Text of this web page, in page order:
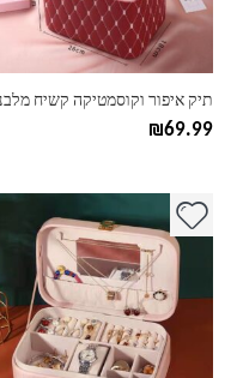
₪69.99
לבחור
האפשרויות
המוצר
למוצר
מספר
סוגים.